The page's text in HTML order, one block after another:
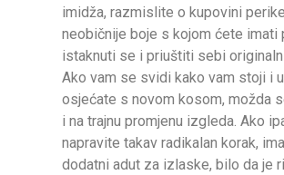
imidža, razmislite o kupovini perike
neobičnije boje s kojom ćete imati
istaknuti se i priuštiti sebi
Ako vam se svidi kako vam stoji i
osjećate s novom kosom, možda
i na trajnu promjenu izgleda. Ako
napravite takav radikalan korak,
dodatni adut za izlaske, bilo da je